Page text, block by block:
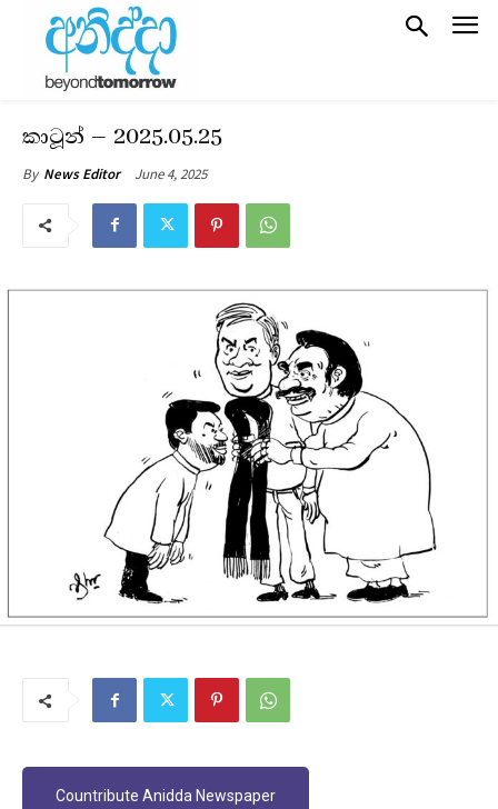
කාටූන් – 2025.05.25
By News Editor June 4, 2025
Countribute Anidda Newspaper